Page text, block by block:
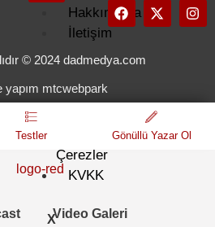
Hakkımızda
İletişim
Künye
Koşulları
Çerezler
KVKK
X
© 2024 dadmedya.com
yapım mtcwebpark
Testler Gönüllü Yazar Ol
Video Galeri